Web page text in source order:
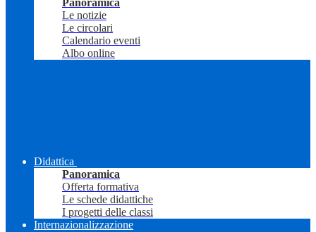
Panoramica
Le notizie
Le circolari
Calendario eventi
Albo online
Didattica
Panoramica
Offerta formativa
Le schede didattiche
I progetti delle classi
Internazionalizzazione